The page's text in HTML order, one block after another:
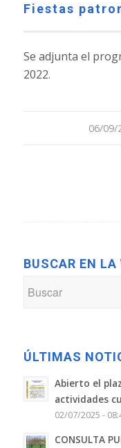
Fiestas
Se adjunta el
2022.
06/09/
/
BUSCAR EN
ÚLTIMAS
Abierto el
actividades
02/07/2025 -
CONSULTA